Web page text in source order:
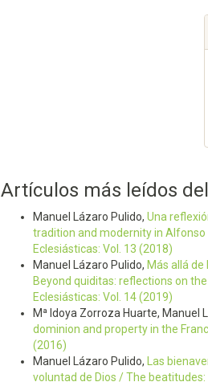
Artículos más leídos
Manuel Lázaro Pulido, Una
tradition and modernity in
Eclesiásticas: Vol. 13 (2018)
Manuel Lázaro Pulido, Más allá
Beyond quiditas: reflections on
Eclesiásticas: Vol. 14 (2019)
Mª Idoya Zorroza Huarte, Manuel
dominion and property in the
(2016)
Manuel Lázaro Pulido,
Las
voluntad de Dios / The